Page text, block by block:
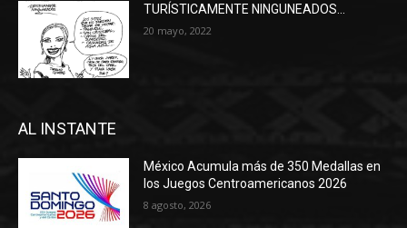
TURÍSTICAMENTE NINGUNEADOS…
20 mayo, 2022
AL INSTANTE
México Acumula más de 350 Medallas en
los Juegos Centroamericanos 2026
8 agosto, 2026